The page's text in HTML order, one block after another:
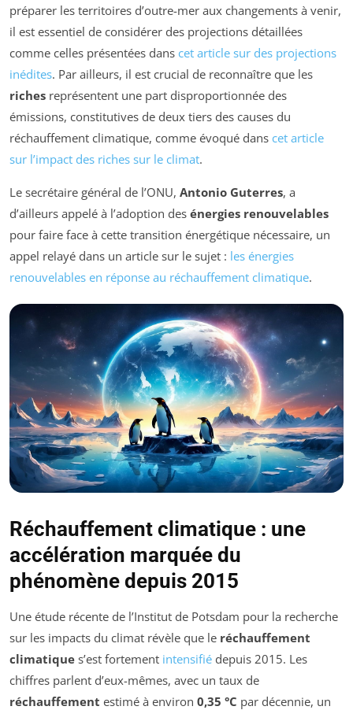
préparer les territoires d’outre-mer aux changements à venir,
il est essentiel de considérer des projections détaillées
comme celles présentées dans cet article sur des projections
inédites. Par ailleurs, il est crucial de reconnaître que les
riches représentent une part disproportionnée des
émissions, constitutives de deux tiers des causes du
réchauffement climatique, comme évoqué dans cet article
sur l’impact des riches sur le climat.
Le secrétaire général de l’ONU, Antonio Guterres, a
d’ailleurs appelé à l’adoption des énergies renouvelables
pour faire face à cette transition énergétique nécessaire, un
appel relayé dans un article sur le sujet : les énergies
renouvelables en réponse au réchauffement climatique.
Réchauffement climatique : une
accélération marquée du
phénomène depuis 2015
Une étude récente de l’Institut de Potsdam pour la recherche
sur les impacts du climat révèle que le réchauffement
climatique s’est fortement intensifié depuis 2015. Les
chiffres parlent d’eux-mêmes, avec un taux de
réchauffement estimé à environ 0,35 °C par décennie, un